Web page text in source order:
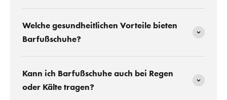
Welche gesundheitlichen Vorteile bieten
Barfußschuhe?
Kann ich Barfußschuhe auch bei Regen
oder Kälte tragen?